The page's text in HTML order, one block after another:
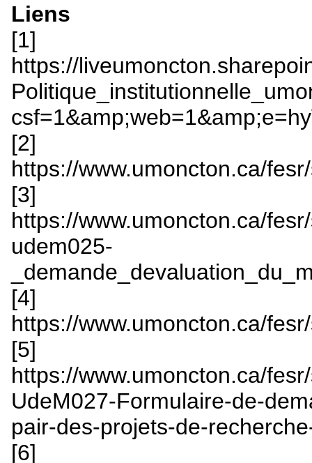
Liens
[1]
https://
[2]
https://www.umoncton.ca/
[3]
https://www.umoncton.ca/
udem025-
[4]
https://www.umoncton.ca/
[5]
https://www.umoncton.ca/
UdeM027-Formulaire-de-
pair-des-projets-de-
[6]